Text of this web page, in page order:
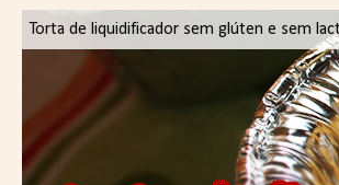
Torta de liquidificador sem glúten e sem